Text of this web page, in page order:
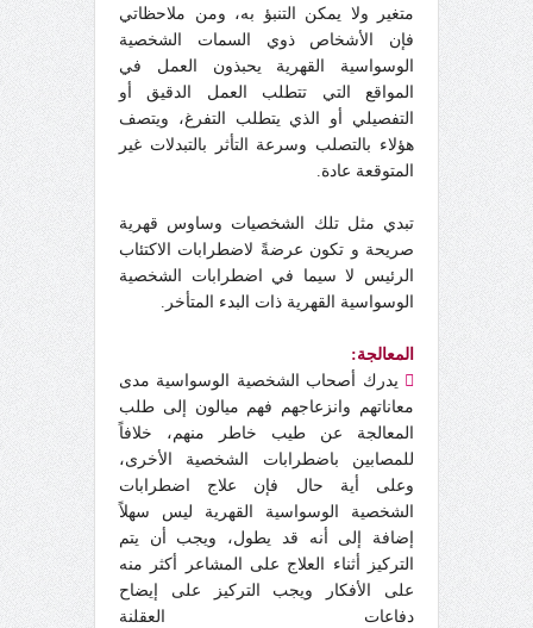
متغير ولا يمكن التنبؤ به، ومن ملاحظاتي
فإن الأشخاص ذوي السمات الشخصية
الوسواسية القهرية يحبذون العمل في
المواقع التي تتطلب العمل الدقيق أو
التفصيلي أو الذي يتطلب التفرغ، ويتصف
هؤلاء بالتصلب وسرعة التأثر بالتبدلات غير
المتوقعة عادة.
تبدي مثل تلك الشخصيات وساوس قهرية
صريحة و تكون عرضةً لاضطرابات الاكتئاب
الرئيس لا سيما في اضطرابات الشخصية
الوسواسية القهرية ذات البدء المتأخر.
المعالجة:
 يدرك أصحاب الشخصية الوسواسية مدى
معاناتهم وانزعاجهم فهم ميالون إلى طلب
المعالجة عن طيب خاطر منهم، خلافاً
للمصابين باضطرابات الشخصية الأخرى،
وعلى أية حال فإن علاج اضطرابات
الشخصية الوسواسية القهرية ليس سهلاً
إضافة إلى أنه قد يطول، ويجب أن يتم
التركيز أثناء العلاج على المشاعر أكثر منه
على الأفكار ويجب التركيز على إيضاح
دفاعات العقلنة